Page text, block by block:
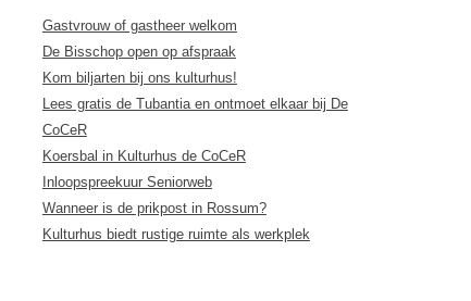
Gastvrouw of gastheer welkom
De Bisschop open op afspraak
Kom biljarten bij ons kulturhus!
Lees gratis de Tubantia en ontmoet elkaar bij De
CoCeR
Koersbal in Kulturhus de CoCeR
Inloopspreekuur Seniorweb
Wanneer is de prikpost in Rossum?
Kulturhus biedt rustige ruimte als werkplek